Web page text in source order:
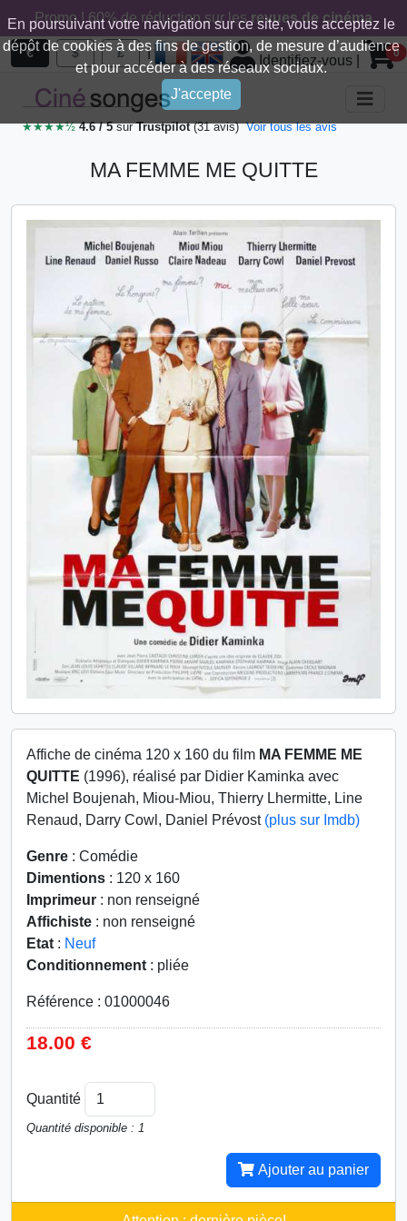
En poursuivant votre navigation sur ce site, vous acceptez le
dépôt de cookies à des fins de gestion, de mesure d’audience
et pour accéder à des réseaux sociaux.
J'accepte
Promo ! 60% de réduction sur lesrevues de cinéma
€ $ £ |
Identifiez-vous 0
★★★★½4.6 / 5surTrustpilot(31 avis) Voir tous les avis
MA FEMME ME QUITTE
Affiche de cinéma 120 x 160 du film MA FEMME ME
QUITTE (1996), réalisé par Didier Kaminka avec
Michel Boujenah, Miou-Miou, Thierry Lhermitte, Line
Renaud, Darry Cowl, Daniel Prévost (plus sur Imdb)
Genre : Comédie
Dimentions : 120 x 160
Imprimeur : non renseigné
Affichiste : non renseigné
Etat : Neuf
Conditionnement : pliée
Référence : 01000046
18.00 €
Quantité
Quantité disponible : 1
Ajouter au panier